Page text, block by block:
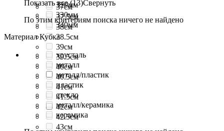
37см
37.5см
38см
38.5см
39см
39.5см
40см
40.5см
41см
41.5см
42см
42.5см
43см
320мм
330мм
340мм
Показать все (13)Свернуть
По этим критериям поиска ничего не найдено
Материал Кубка
хрусталь
металл
металл/пластик
пластик
стекло
металл/керамика
керамика